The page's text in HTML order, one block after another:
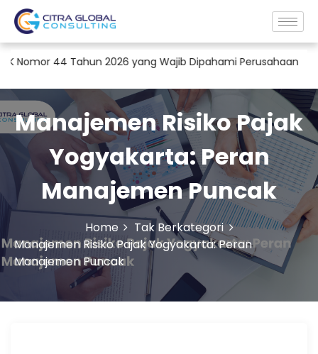
Tahun 2026 yang Wajib Dipahami Perusahaan Jasa
Manajemen Risiko Pajak
Yogyakarta: Peran
Manajemen Puncak
Home
Tak Berkategori
Manajemen Risiko Pajak Yogyakarta: Peran
Manajemen Puncak